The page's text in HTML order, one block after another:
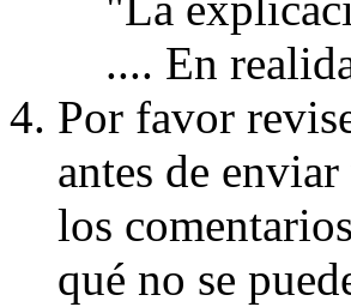
.... En
Por favor
antes de
los
qué no se